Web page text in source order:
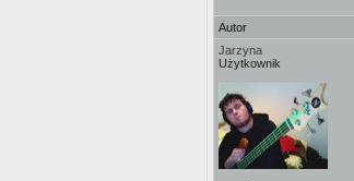
Autor
Jarzyna
Użytkownik